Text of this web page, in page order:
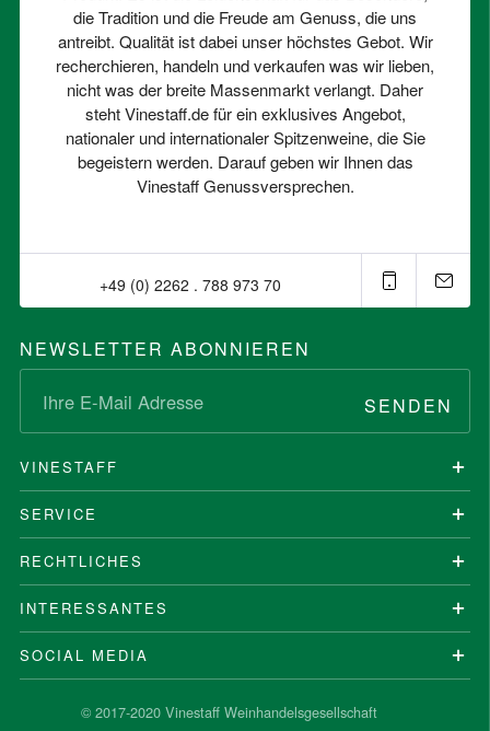
die Tradition und die Freude am Genuss, die uns
antreibt. Qualität ist dabei unser höchstes Gebot. Wir
recherchieren, handeln und verkaufen was wir lieben,
nicht was der breite Massenmarkt verlangt. Daher
steht Vinestaff.de für ein exklusives Angebot,
nationaler und internationaler Spitzenweine, die Sie
begeistern werden. Darauf geben wir Ihnen das
Vinestaff Genussversprechen.
+49 (0) 2262 . 788 973 70⁠
NEWSLETTER ABONNIEREN
SENDEN
VINESTAFF
SERVICE
RECHTLICHES
INTERESSANTES
SOCIAL MEDIA
© 2017-2020 Vinestaff Weinhandelsgesellschaft